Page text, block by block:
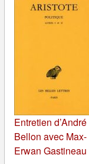
Entretien d’André
Bellon avec Max-
Erwan Gastineau